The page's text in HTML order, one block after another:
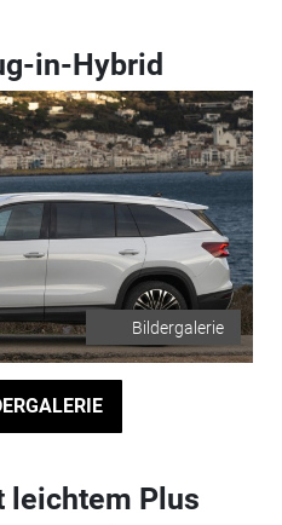
in-Hybrid
Bildergalerie
leichtem Plus